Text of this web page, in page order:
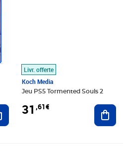
Ajouter au panier
Livr. offerte
Koch Media
Jeu PS5 Tormented Souls 2
31 ,61€